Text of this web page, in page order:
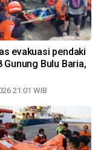
evakuasi pendaki
Gunung Bulu Baria,
21:01 WIB